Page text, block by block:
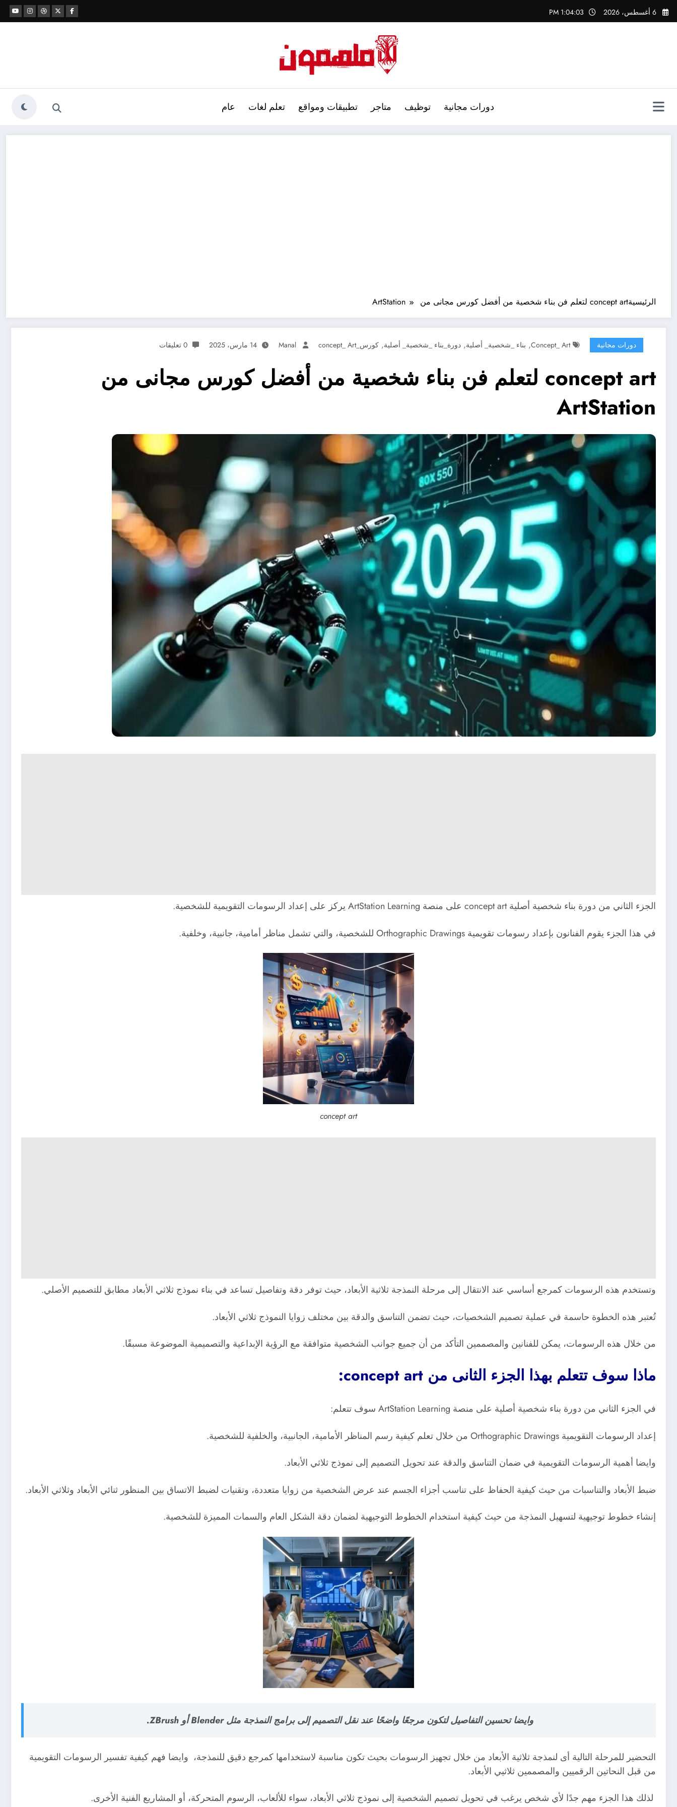
التجاوز
إلى
6 أغسطس، 2026 1:04:04 PM
دورات مجانية توظيف متاجر تطبيقات ومواقع تعلم لغات عام
الرئيسيةconcept art لتعلم فن بناء شخصية من أفضل كورس مجانى من ArtStation
دورات مجانية Concept_ Art
, بناء _شخصية_ أصلية, دورة_بناء _شخصية_ أصلية, كورس_concept_ Art Manal 14 مارس، 2025 0 تعليقات
concept art لتعلم فن بناء شخصية من أفضل كورس مجانى من
ArtStation
الجزء الثاني من دورة بناء شخصية أصلية concept art على منصة ArtStation Learning يركز على إعداد الرسومات التقويمية للشخصية.
في هذا الجزء يقوم الفنانون بإعداد رسومات تقويمية Orthographic Drawings للشخصية، والتي تشمل مناظر أمامية، جانبية، وخلفية.
concept art
وتستخدم هذه الرسومات كمرجع أساسي عند الانتقال إلى مرحلة النمذجة ثلاثية الأبعاد، حيث توفر دقة وتفاصيل تساعد في بناء نموذج ثلاثي الأبعاد مطابق للتصميم الأصلي.
تُعتبر هذه الخطوة حاسمة في عملية تصميم الشخصيات، حيث تضمن التناسق والدقة بين مختلف زوايا النموذج ثلاثي الأبعاد.
من خلال هذه الرسومات، يمكن للفنانين والمصممين التأكد من أن جميع جوانب الشخصية متوافقة مع الرؤية الإبداعية والتصميمية الموضوعة مسبقًا.
ماذا سوف تتعلم بهذا الجزء الثانى من concept art:
في الجزء الثاني من دورة بناء شخصية أصلية على منصة ArtStation Learning سوف تتعلم:
إعداد الرسومات التقويمية Orthographic Drawings من خلال تعلم كيفية رسم المناظر الأمامية، الجانبية، والخلفية للشخصية.
وايضا أهمية الرسومات التقويمية في ضمان التناسق والدقة عند تحويل التصميم إلى نموذج ثلاثي الأبعاد.
ضبط الأبعاد والتناسبات من حيث كيفية الحفاظ على تناسب أجزاء الجسم عند عرض الشخصية من زوايا متعددة، وتقنيات لضبط الاتساق بين المنظور ثنائي الأبعاد وثلاثي الأبعاد.
إنشاء خطوط توجيهية لتسهيل النمذجة من حيث كيفية استخدام الخطوط التوجيهية لضمان دقة الشكل العام والسمات المميزة للشخصية.
وايضا تحسين التفاصيل لتكون مرجعًا واضحًا عند نقل التصميم إلى برامج النمذجة مثل Blender أو ZBrush.
التحضير للمرحلة التالية أى لنمذجة ثلاثية الأبعاد من خلال تجهيز الرسومات بحيث تكون مناسبة لاستخدامها كمرجع دقيق للنمذجة، وايضا فهم كيفية تفسير الرسومات التقويمية
من قبل النحاتين الرقميين والمصممين ثلاثيي الأبعاد.
لذلك هذا الجزء مهم جدًا لأي شخص يرغب في تحويل تصميم الشخصية إلى نموذج ثلاثي الأبعاد، سواء للألعاب، الرسوم المتحركة، أو المشاريع الفنية الأخرى.